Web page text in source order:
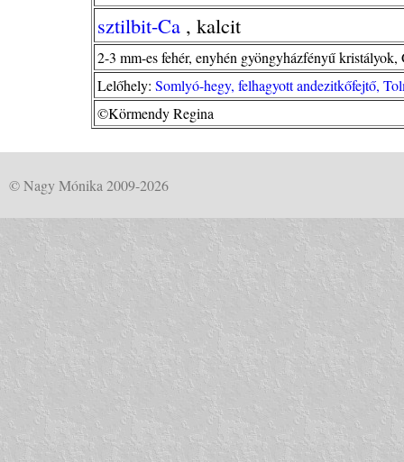
sztilbit-Ca , kalcit
2-3 mm-es fehér, enyhén gyöngyházfényű
Lelőhely: Somlyó-hegy, felhagyott andezitkőfejtő,
©Körmendy Regina
© Nagy Mónika 2009-2026